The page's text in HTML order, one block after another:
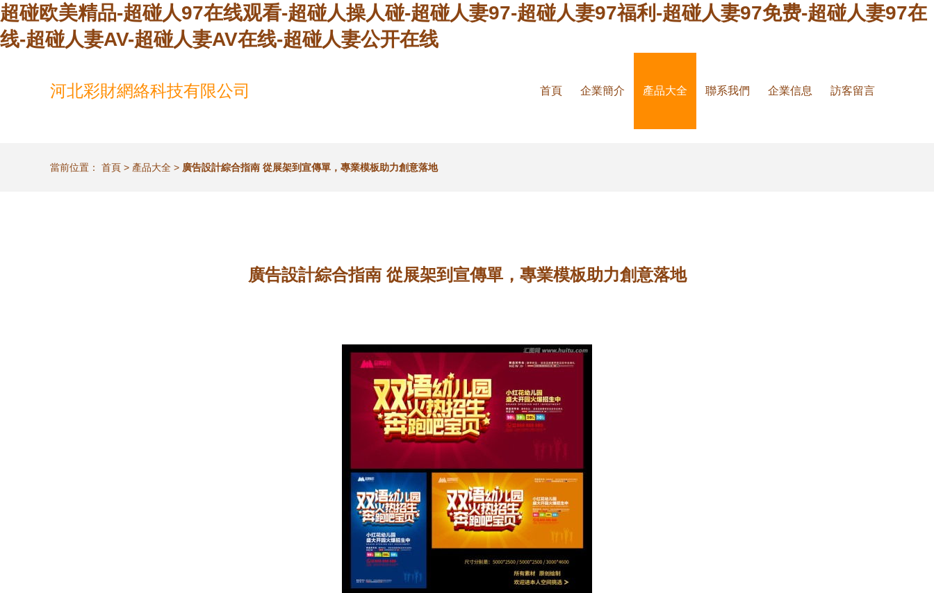
超碰欧美精品-超碰人97在线观看-超碰人操人碰-超碰人妻97-超碰人妻97福利-超碰人妻97免费-超碰人妻97在
线-超碰人妻AV-超碰人妻AV在线-超碰人妻公开在线
河北彩財網絡科技有限公司 首頁 企業簡介 產品大全 聯系我們 企業信息 訪客留言
當前位置： 首頁 > 產品大全 > 廣告設計綜合指南 從展架到宣傳單，專業模板助力創意落地
廣告設計綜合指南 從展架到宣傳單，專業模板助力創意落地